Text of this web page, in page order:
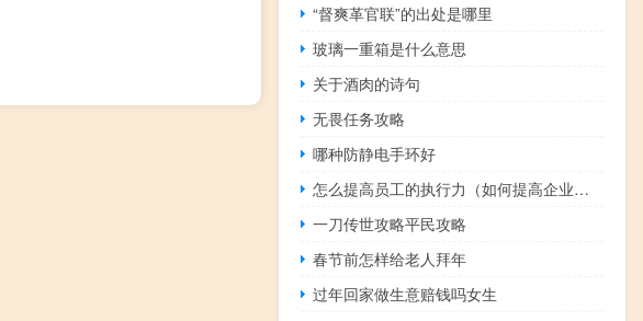
“督爽革官联”的出处是哪里
玻璃一重箱是什么意思
关于酒肉的诗句
无畏任务攻略
哪种防静电手环好
怎么提高员工的执行力（如何提高企业员工执行力）
一刀传世攻略平民攻略
春节前怎样给老人拜年
过年回家做生意赔钱吗女生